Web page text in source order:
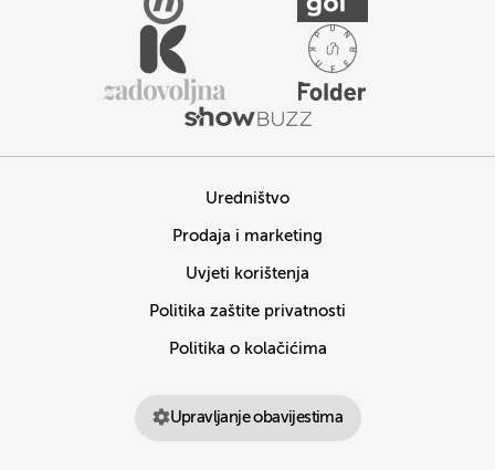
Uredništvo
Prodaja i marketing
Uvjeti korištenja
Politika zaštite privatnosti
Politika o kolačićima
Upravljanje obavijestima